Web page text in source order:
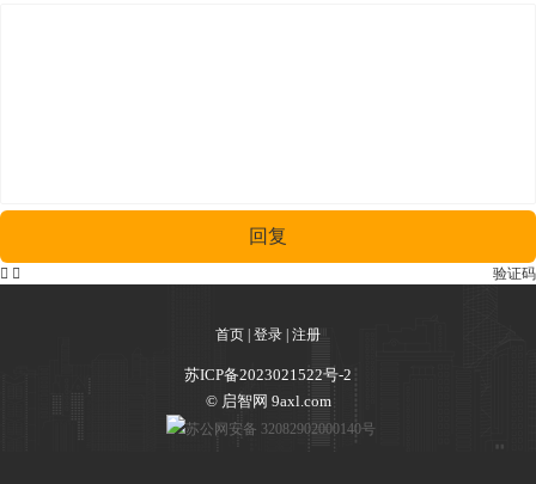
回复
验证码
 
首页 登录 注册
苏ICP备2023021522号-2
© 启智网 9axl.com
苏公网安备 32082902000140号